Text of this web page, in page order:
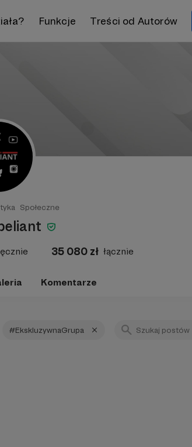
Funkcje Treści od Autorów
Społeczne
35 080 zł łącznie
Komentarze
#EkskluzywnaGrupa